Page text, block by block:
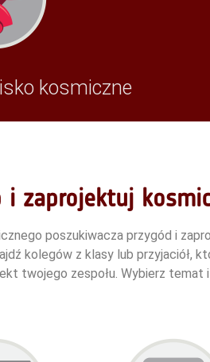
kosmiczne
i zaprojektuj
poszukiwacza przygód i
kolegów z klasy lub
twojego zespołu. Wybierz temat